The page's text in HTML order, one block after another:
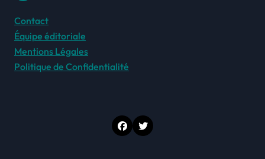
Contact
Équipe éditoriale
Mentions Légales
Politique de Confidentialité